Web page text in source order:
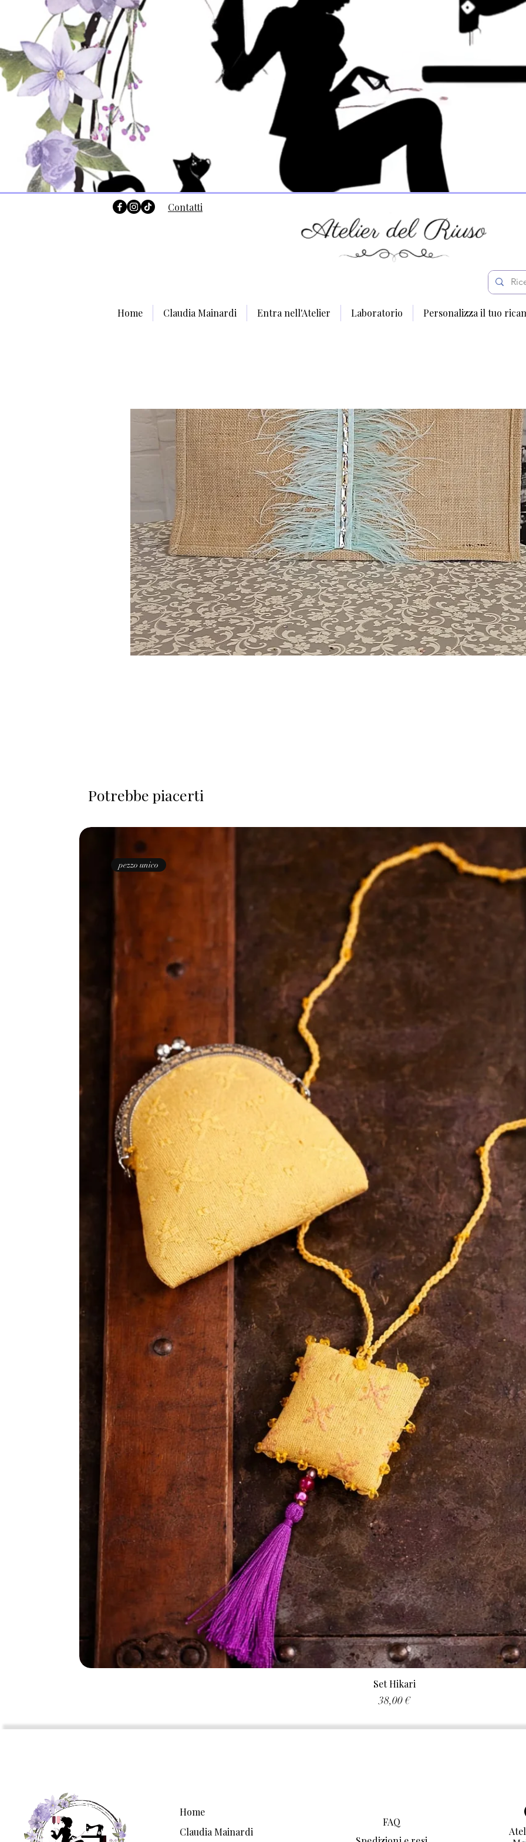
Contatti
Home Claudia Mainardi Entra nell'Atelier Laboratorio Personalizza il tuo
Potrebbe piacerti
pezzo unico
Set Hikari
Prezzo
38,00 €
Home
Claudia Mainardi
FAQ